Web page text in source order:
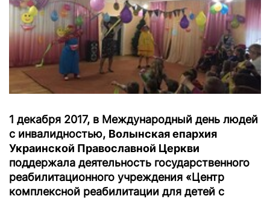
1 декабря 2017, в Международный день людей
с инвалидностью, Волынская епархия
Украинской Православной Церкви
поддержала деятельность государственного
реабилитационного учреждения «Центр
комплексной реабилитации для детей с